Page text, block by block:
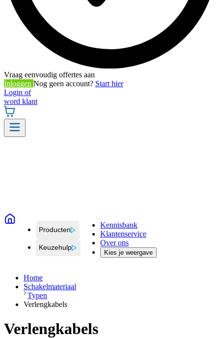
Vraag eenvoudig offertes aan
Inloggen Nog geen account? Start hier
Login of
word klant
Producten
Keuzehulp
Kennisbank
Klantenservice
Over ons
Kies je weergave
Home
Schakelmateriaal
Typen
Verlengkabels
Verlengkabels